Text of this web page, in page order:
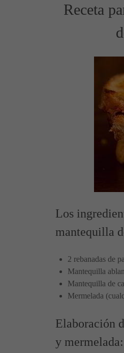
Receta
Los
mantequilla
2 rebanadas de
Mantequilla
Mantequilla de
Mermelada
Elaboración
y mermelada: